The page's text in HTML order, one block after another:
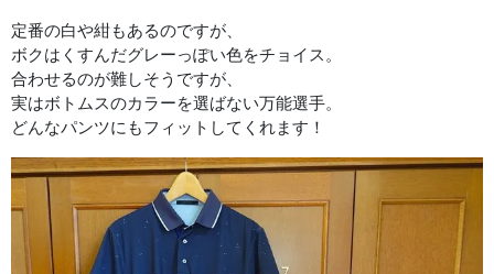
定番の白や紺もあるのですが、
ボクはくすんだグレーっぽい色をチョイス。
合わせるのが難しそうですが、
実はボトムスのカラーを選ばない万能選手。
どんなパンツにもフィットしてくれます！